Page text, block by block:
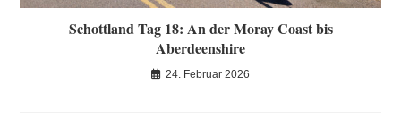
Schottland Tag 18: An der Moray Coast bis
Aberdeenshire
24. Februar 2026